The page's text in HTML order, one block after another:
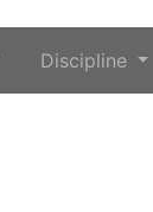
Discipline